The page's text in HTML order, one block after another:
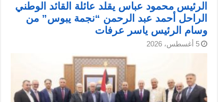
الرئيس محمود عباس يقلد عائلة القائد الوطني
الراحل أحمد عبد الرحمن “نجمة يبوس” من
وسام الرئيس ياسر عرفات
5 أغسطس، 2026